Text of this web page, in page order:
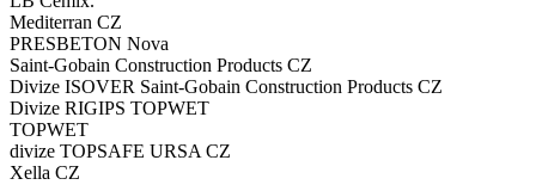
Mediterran CZ
PRESBETON Nova
Saint-Gobain Construction Products CZ
Divize ISOVER Saint-Gobain Construction Products CZ
Divize RIGIPS TOPWET
TOPWET
divize TOPSAFE URSA CZ
Xella CZ